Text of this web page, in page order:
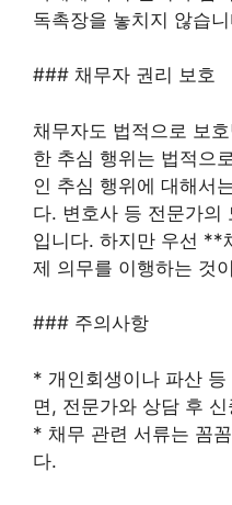
독촉장을 놓치지 않습
### 채무자 권리 보호
채무자도 법적으로 보
한 추심 행위는 법적으
인 추심 행위에 대해서
다. 변호사 등 전문가의
입니다. 하지만 우선 **
제 의무를 이행하는 것
### 주의사항
* 개인회생이나 파산
면, 전문가와 상담 후
* 채무 관련 서류는 꼼
다.